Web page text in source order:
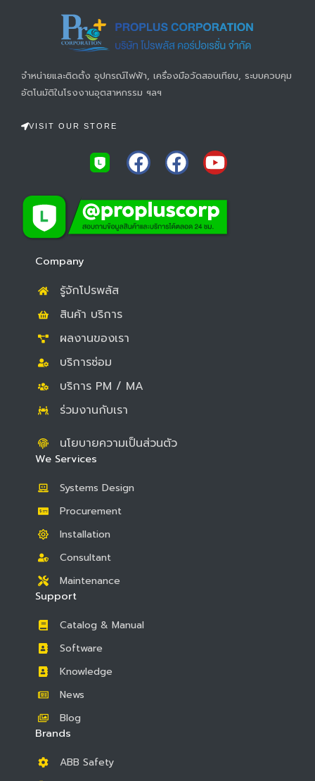
จำหน่ายและติดตั้ง อุปกรณ์ไฟฟ้า, เครื่องมือวัดสอบเทียบ, ระบบควบคุม
อัตโนมัติในโรงงานอุตสาหกรรม ฯลฯ
VISIT OUR STORE
F
a
c
e
b
F
a
c
e
b
Y
o
u
t
u
Company
รู้จักโปรพลัส
สินค้า บริการ
ผลงานของเรา
บริการซ่อม
บริการ PM / MA
ร่วมงานกับเรา
นโยบายความเป็นส่วนตัว
We Services
Systems Design
Procurement
Installation
Consultant
Maintenance
Support
Catalog & Manual
Software
Knowledge
News
Blog
Brands
ABB Safety